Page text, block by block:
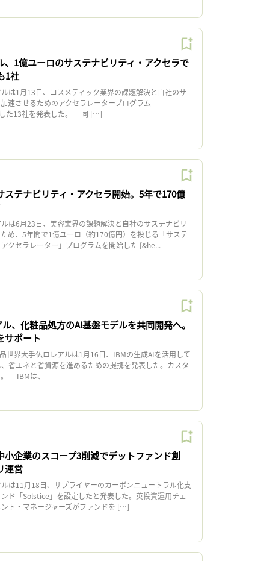
、1億ユーロのサステナビリティ・アクセラで
1社
は1月13日、コスメティック業界の課題解決と自社のサ
速させるためのアクセラレータープログラム
した13社を発表した。 同 […]
ステナビリティ・アクセラ開始。5年で170億
は6月23日、美容業界の課題解決と自社のサステナビリ
め、5年間で1億ユーロ（約170億円）を投じる「サステ
クセラレーター」プログラムを開始した [&he...
ル、化粧品処方のAI基盤モデルを共同開発へ。
サポート
世界大手仏ロレアルは1月16日、IBMの生成AIを活用して
省エネと省資源を進めるための提携を発表した。カスタ
。 IBMは、
小企業のスコープ3削減でデットファンド創
運営
は11月18日、サプライヤーのカーボンニュートラル化支
ド「Solstice」を設定したと発表した。英投資運用チェ
ト・マネージャーズがファンドを […]